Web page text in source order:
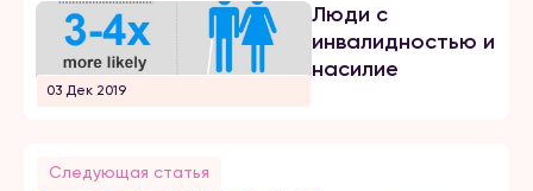
03 Дек 2019
Люди с
инвалидностью и
насилие
Следующая статья